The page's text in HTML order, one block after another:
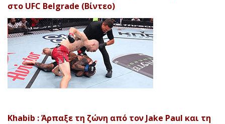
στο UFC Belgrade (Βίντεο)
Khabib : Άρπαξε τη ζώνη από τον Jake Paul και τη